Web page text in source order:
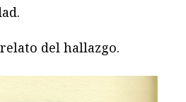
del hallazgo.